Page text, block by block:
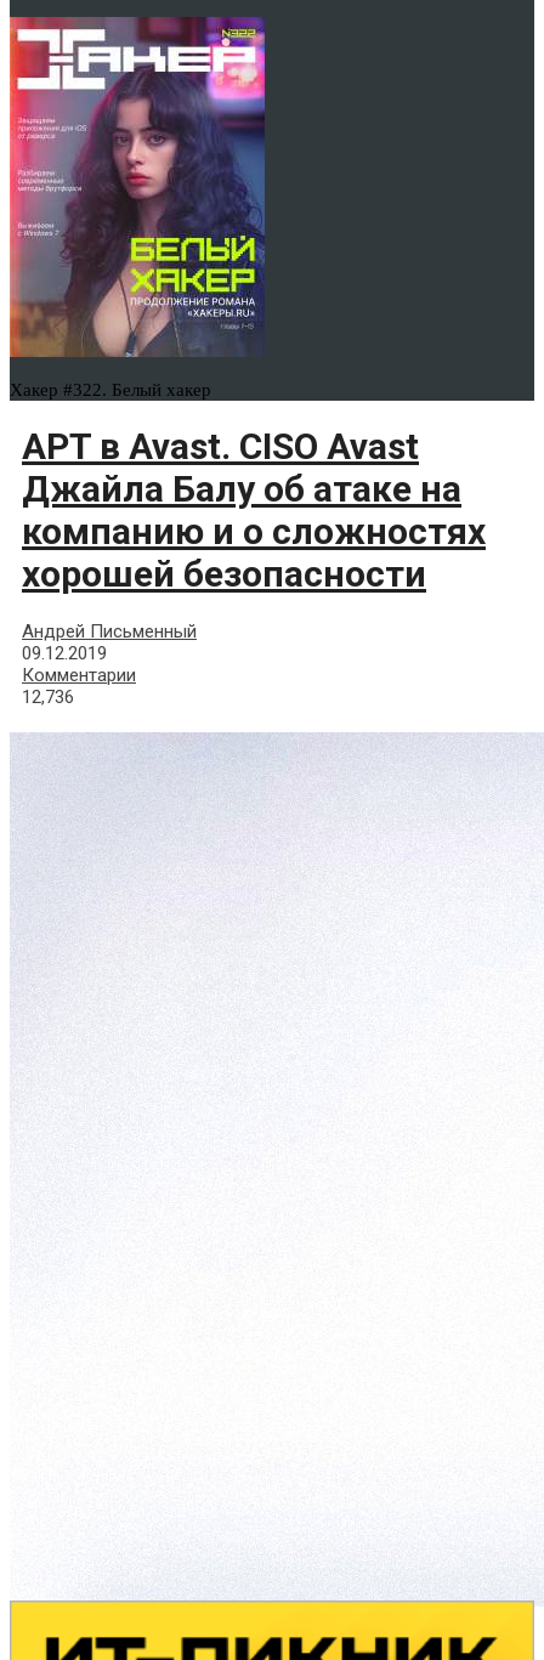
Хакер #322. Белый хакер
APT в Avast. CISO Avast
Джайла Балу об атаке на
компанию и о сложностях
хорошей безопасности
Андрей Письменный
09.12.2019
Комментарии
12,736